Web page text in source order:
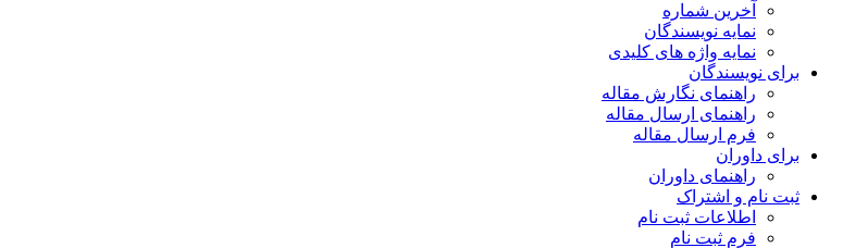
آخرین شماره
نمایه نویسندگان
نمایه واژه های کلیدی
برای نویسندگان
راهنمای نگارش مقاله
راهنمای ارسال مقاله
فرم ارسال مقاله
برای داوران
راهنمای داوران
ثبت نام و اشتراک
اطلاعات ثبت نام
فرم ثبت نام